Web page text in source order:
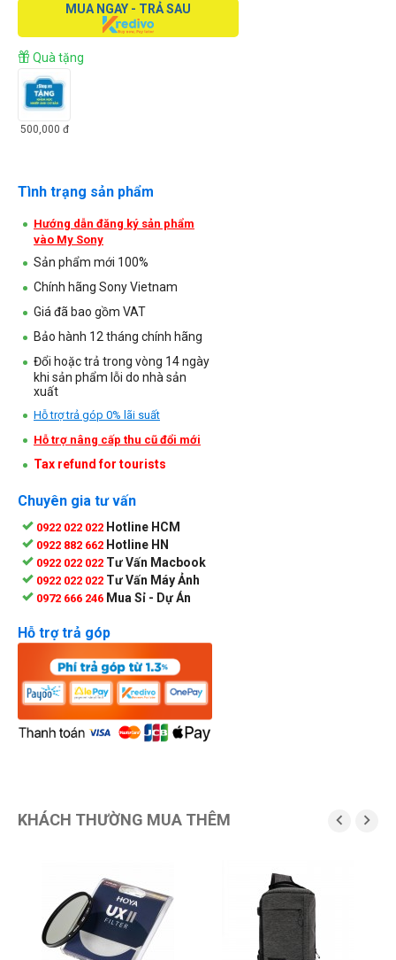
MUA NGAY - TRẢ SAU
Quà tặng
500,000 đ
Tình trạng sản phẩm
Hướng dẫn đăng ký sản phẩm
vào My Sony
Sản phẩm mới 100%
Chính hãng Sony Vietnam
Giá đã bao gồm VAT
Bảo hành 12 tháng chính hãng
Đổi hoặc trả trong vòng 14 ngày
khi sản phẩm lỗi do nhà sản
xuất
Hỗ trợ trả góp 0% lãi suất
Hỗ trợ nâng cấp thu cũ đổi mới
Tax refund for tourists
Chuyên gia tư vấn
0922 022 022 Hotline HCM
0922 882 662 Hotline HN
0922 022 022 Tư Vấn Macbook
0922 022 022 Tư Vấn Máy Ảnh
0972 666 246 Mua Sỉ - Dự Án
Hỗ trợ trả góp
KHÁCH THƯỜNG MUA THÊM  